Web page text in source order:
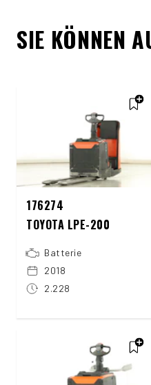
SIE KÖNNEN
176274
TOYOTA LPE-200
Batterie
2018
2.228